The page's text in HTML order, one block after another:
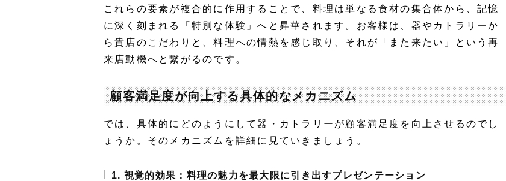
これらの要素が複合的に作用することで、料理は単なる食材の集合体から、記憶
に深く刻まれる「特別な体験」へと昇華されます。お客様は、器やカトラリーか
ら貴店のこだわりと、料理への情熱を感じ取り、それが「また来たい」という再
来店動機へと繋がるのです。
顧客満足度が向上する具体的なメカニズム
では、具体的にどのようにして器・カトラリーが顧客満足度を向上させるのでし
ょうか。そのメカニズムを詳細に見ていきましょう。
1. 視覚的効果：料理の魅力を最大限に引き出すプレゼンテーション